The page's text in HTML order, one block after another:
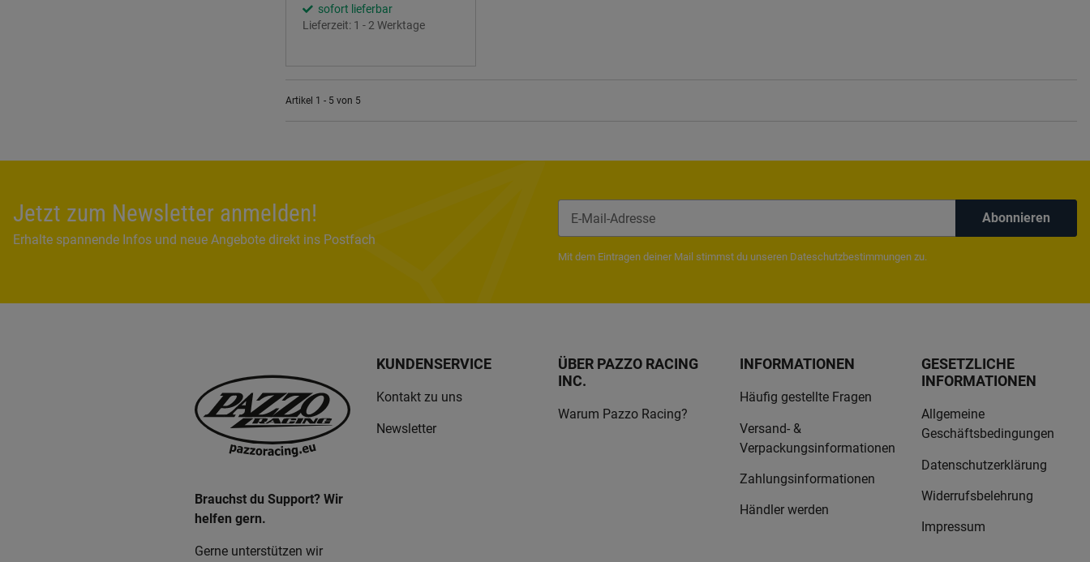
sofort lieferbar
Lieferzeit: 1 - 2 Werktage
Artikel 1 - 5 von 5
Jetzt zum Newsletter anmelden!
Erhalte spannende Infos und neue Angebote direkt ins Postfach
Abonnieren
Mit dem Eintragen deiner Mail stimmst du unseren Dateschutzbestimmungen zu.
Brauchst du Support? Wir
helfen gern.
Gerne unterstützen wir
KUNDENSERVICE
Kontakt zu uns
Newsletter
ÜBER PAZZO RACING
INC.
Warum Pazzo Racing?
INFORMATIONEN
Häufig gestellte Fragen
Versand- &
Verpackungsinformationen
Zahlungsinformationen
Händler werden
GESETZLICHE
INFORMATIONEN
Allgemeine
Geschäftsbedingungen
Datenschutzerklärung
Widerrufsbelehrung
Impressum